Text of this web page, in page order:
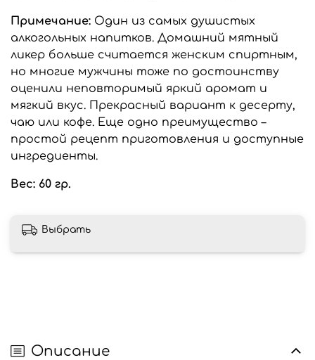
Примечание: Один из самых душистых
алкогольных напитков. Домашний мятный
ликер больше считается женским спиртным,
но многие мужчины тоже по достоинству
оценили неповторимый яркий аромат и
мягкий вкус. Прекрасный вариант к десерту,
чаю или кофе. Еще одно преимущество –
простой рецепт приготовления и доступные
ингредиенты.
Вес: 60 гр.
Выбрать
Описание